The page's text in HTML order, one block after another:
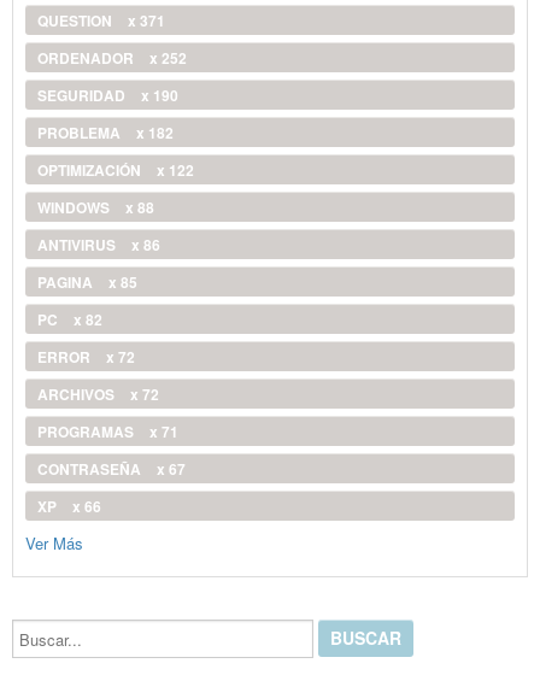
QUESTION
x 371
ORDENADOR
x 252
SEGURIDAD
x 190
PROBLEMA
x 182
OPTIMIZACIÓN
x 122
WINDOWS
x 88
ANTIVIRUS
x 86
PAGINA
x 85
PC
x 82
ERROR
x 72
ARCHIVOS
x 72
PROGRAMAS
x 71
CONTRASEÑA
x 67
XP
x 66
Ver Más
Buscar...